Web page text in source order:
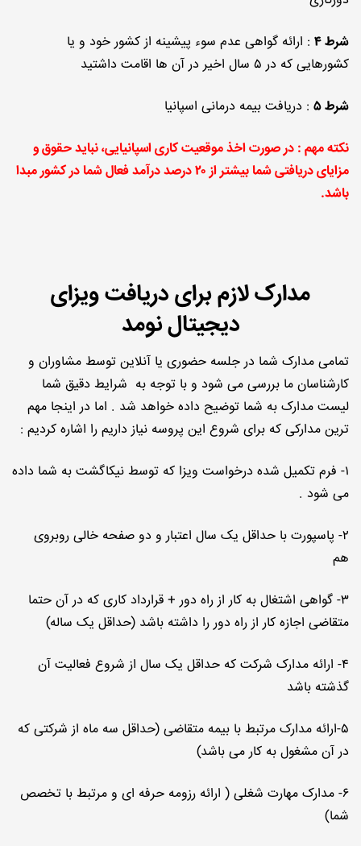
شرط ۴
: ارائه گواهی عدم سوء پیشینه از کشور خود و یا
کشورهایی که در ۵ سال اخیر در آن ها اقامت داشتید
شرط ۵ : دریافت بیمه درمانی اسپانیا
نکته مهم : در صورت اخذ موقعیت کاری اسپانیایی، نباید حقوق و
مزایای دریافتی شما بیشتر از ۲۰ درصد درآمد فعال شما در کشور مبدا
باشد.
مدارک لازم برای دریافت ویزای
دیجیتال نومد
تمامی مدارک شما در جلسه حضوری یا آنلاین توسط مشاوران و
کارشناسان ما بررسی می شود و با توجه به شرایط دقیق شما
لیست مدارک به شما توضیح داده خواهد شد . اما در اینجا مهم
ترین مدارکی که برای شروع این پروسه نیاز داریم را اشاره کردیم :
۱- فرم تکمیل شده درخواست ویزا که توسط نیکاگشت به شما داده
می شود .
۲- پاسپورت با حداقل یک سال اعتبار و دو صفحه خالی روبروی
هم
۳- گواهی اشتغال به کار از راه دور + قرارداد کاری که در آن حتما
متقاضی اجازه کار از راه دور را داشته باشد (حداقل یک ساله)
۴- ارائه مدارک شرکت که حداقل یک سال از شروع فعالیت آن
گذشته باشد
۵-ارائه مدارک مرتبط با بیمه متقاضی (حداقل سه ماه از شرکتی که
در آن مشغول به کار می باشد)
۶- مدارک مهارت شغلی ( ارائه رزومه حرفه ای و مرتبط با تخصص
شما)